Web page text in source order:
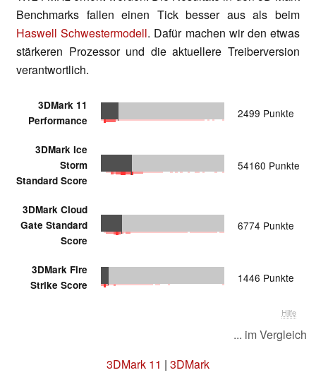
Benchmarks fallen einen Tick besser aus als beim
Haswell Schwestermodell. Dafür machen wir den etwas
stärkeren Prozessor und die aktuellere Treiberversion
verantwortlich.
3DMark 11
Performance
2499 Punkte
3DMark Ice
Storm
Standard Score
54160 Punkte
3DMark Cloud
Gate Standard
Score
6774 Punkte
3DMark Fire
Strike Score
1446 Punkte
Hilfe
... im Vergleich
3DMark 11 | 3DMark